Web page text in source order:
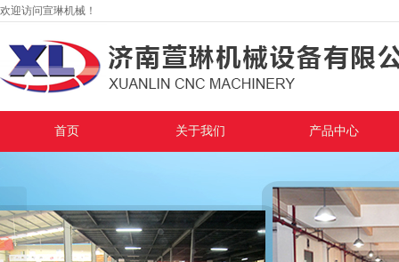
欢迎访问宣琳机械！
首页 关于我们 产品中心